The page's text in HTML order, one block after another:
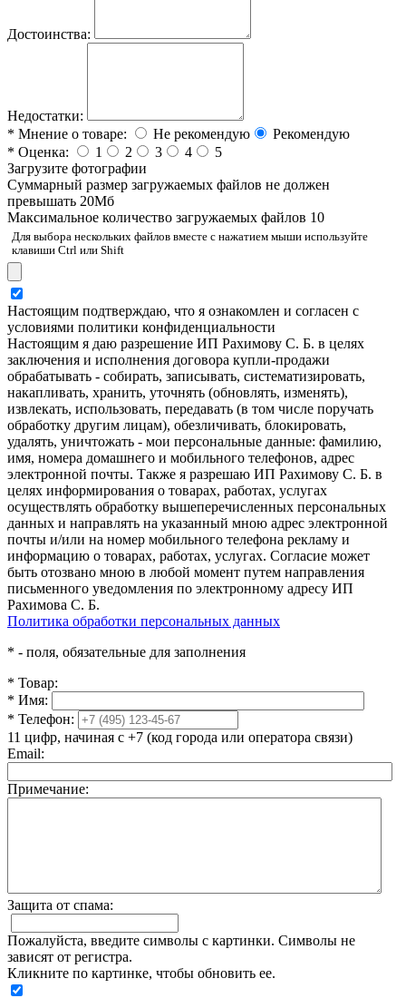
Достоинства:
Недостатки:
* Мнение о товаре: Не рекомендую
Рекомендую
* Оценка: 1 2 3 4
5
Загрузите фотографии
Cуммарный размер загружаемых файлов не должен
превышать 20Мб
Максимальное количество загружаемых файлов 10
Для выбора нескольких файлов вместе с нажатием мыши используйте
клавиши Ctrl или Shift
Настоящим подтверждаю, что я ознакомлен и согласен с
условиями политики конфиденциальности
Настоящим я даю разрешение ИП Рахимову С. Б. в целях
заключения и исполнения договора купли-продажи
обрабатывать - собирать, записывать, систематизировать,
накапливать, хранить, уточнять (обновлять, изменять),
извлекать, использовать, передавать (в том числе поручать
обработку другим лицам), обезличивать, блокировать,
удалять, уничтожать - мои персональные данные: фамилию,
имя, номера домашнего и мобильного телефонов, адрес
электронной почты. Также я разрешаю ИП Рахимову С. Б. в
целях информирования о товарах, работах, услугах
осуществлять обработку вышеперечисленных персональных
данных и направлять на указанный мною адрес электронной
почты и/или на номер мобильного телефона рекламу и
информацию о товарах, работах, услугах. Согласие может
быть отозвано мною в любой момент путем направления
письменного уведомления по электронному адресу ИП
Рахимова С. Б.
Политика обработки персональных данных
* - поля, обязательные для заполнения
* Товар:
* Имя:
* Телефон:
11 цифр, начиная с +7 (код города или оператора связи)
Email:
Примечание:
Защита от спама:
Пожалуйста, введите символы с картинки. Символы не
зависят от регистра.
Кликните по картинке, чтобы обновить ее.